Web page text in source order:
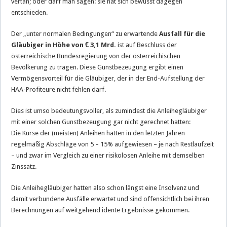
entschieden.
Der „unter normalen Bedingungen“ zu erwartendeAusfall für die
Gläubiger in Höhe von € 3,1 Mrd. ist auf Beschluss der
österreichische Bundesregierung von der österreichischen
Bevölkerung zu tragen. Diese Gunstbezeugung ergibt einen
Vermögensvorteil für die Gläubiger, der in der End-Aufstellung der
HAA-Profiteure nicht fehlen darf.
Dies ist umso bedeutungsvoller, als zumindest die Anleihegläubiger
mit einer solchen Gunstbezeugung gar nicht gerechnet hatten:
Die Kurse der (meisten) Anleihen hatten in den letzten Jahren
regelmäßig Abschläge von 5 – 15% aufgewiesen – je nach Restlaufzeit
– und zwar im Vergleich zu einer risikolosen Anleihe mit demselben
Zinssatz.
Die Anleihegläubiger hatten also schon längst eine Insolvenz und
damit verbundene Ausfälle erwartet und sind offensichtlich bei ihren
Berechnungen auf weitgehend idente Ergebnisse gekommen.